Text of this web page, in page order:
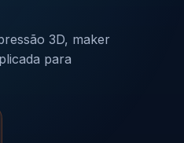
3D, maker
para